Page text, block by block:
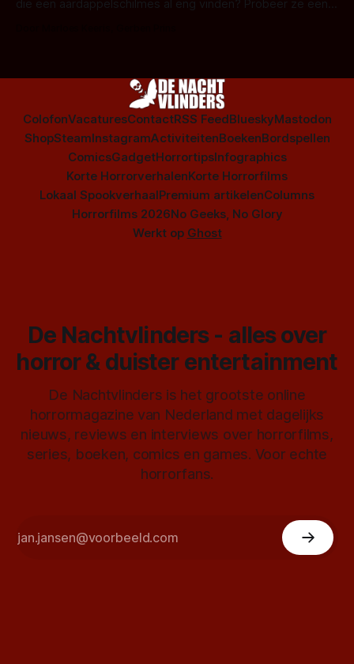
die een aardappelschilmes al eng vinden? Probeer ze eens
ColofonVacaturesContactRSS FeedBlueskyMastodon
ShopSteamInstagramActiviteitenBoekenBordspellen
ComicsGadgetHorrortipsInfographics
Korte HorrorverhalenKorte Horrorfilms
Lokaal SpookverhaalPremium artikelenColumns
Horrorfilms 2026No Geeks, No Glory
Werkt op Ghost
De Nachtvlinders - alles over
horror & duister entertainment
De Nachtvlinders is het grootste online
horrormagazine van Nederland met dagelijks
nieuws, reviews en interviews over horrorfilms,
series, boeken, comics en games. Voor echte
horrorfans.